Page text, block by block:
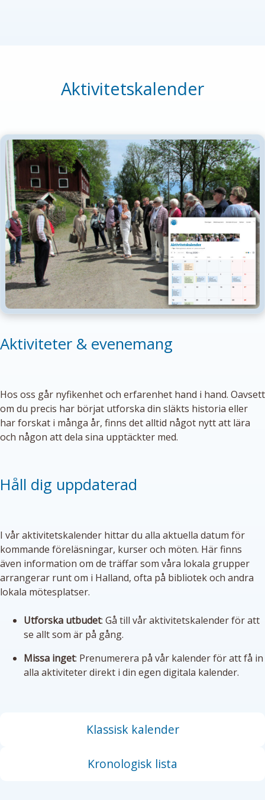
Aktivitetskalender
Aktiviteter & evenemang
Hos oss går nyfikenhet och erfarenhet hand i hand. Oavsett
om du precis har börjat utforska din släkts historia eller
har forskat i många år, finns det alltid något nytt att lära
och någon att dela sina upptäckter med.
Håll dig uppdaterad
I vår aktivitetskalender hittar du alla aktuella datum för
kommande föreläsningar, kurser och möten. Här finns
även information om de träffar som våra lokala grupper
arrangerar runt om i Halland, ofta på bibliotek och andra
lokala mötesplatser.
Utforska utbudet: Gå till vår aktivitetskalender för att
se allt som är på gång.
Missa inget: Prenumerera på vår kalender för att få in
alla aktiviteter direkt i din egen digitala kalender.
Klassisk kalender
Kronologisk lista